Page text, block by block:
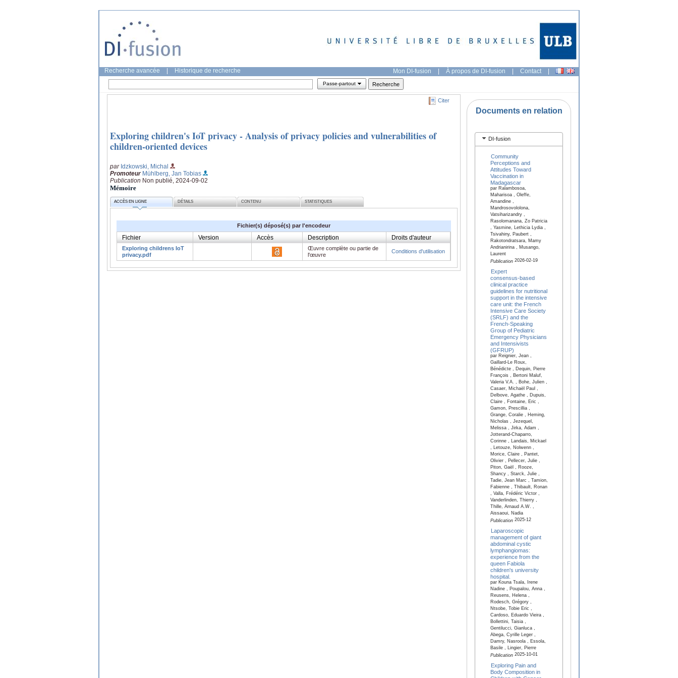
Recherche avancée Historique de recherche Mon DI-fusion | À propos de DI-fusion | Contact |
Passe-partout
Citer
Exploring children's IoT privacy - Analysis of privacy policies and vulnerabilities of
children-oriented devices
par Idzkowski, Michal
Promoteur Mühlberg, Jan Tobias
Publication Non publié, 2024-09-02
Mémoire
ACCÈS EN LIGNE DÉTAILS CONTENU STATISTIQUES
Fichier(s) déposé(s) par l'encodeur
Fichier Version Accès Description Droits d'auteur
Exploring childrens IoT
privacy.pdf
Œuvre complète ou partie de
l'œuvre
Conditions d'utilisation
Documents en relation
DI-fusion
Community
Perceptions and
Attitudes Toward
Vaccination in
Madagascar
par Ralambosoa,
Maharisoa , Oleffe,
Amandine ,
Mandrosovololona,
Vatsiharizandry ,
Rasolomanana, Zo Patricia
, Yasmine, Lethicia Lydia ,
Tsivahiny, Paubert ,
Rakotondratsara, Mamy
Andrianirina , Musango,
Laurent
Publication2026-02-19
Expert
consensus‑based
clinical practice
guidelines for nutritional
support in the intensive
care unit: the French
Intensive Care Society
(SRLF) and the
French-Speaking
Group of Pediatric
Emergency Physicians
and Intensivists
(GFRUP)
par Reignier, Jean ,
Gaillard-Le Roux,
Bénédicte , Dequin, Pierre
François , Bertoni Maluf,
Valeria V.A. , Bohe, Julien ,
Casaer, Michaël Paul ,
Delbove, Agathe , Dupuis,
Claire , Fontaine, Eric ,
Gamon, Prescillia ,
Grange, Coralie , Heming,
Nicholas , Jezequel,
Melissa , Jirka, Adam ,
Jotterand-Chaparro,
Corinne , Landais, Mickael
, Letouze, Nolwenn ,
Morice, Claire , Pantet,
Olivier , Pellecer, Julie ,
Piton, Gaël , Rooze,
Shancy , Starck, Julie ,
Tadie, Jean Marc , Tamion,
Fabienne , Thibault, Ronan
, Valla, Frédéric Victor ,
Vanderlinden, Thierry ,
Thille, Arnaud A.W. ,
Aissaoui, Nadia
Publication2025-12
Laparoscopic
management of giant
abdominal cystic
lymphangiomas:
experience from the
queen Fabiola
children's university
hospital.
par Kouna Tsala, Irene
Nadine , Poupalou, Anna ,
Reusens, Helena ,
Rodesch, Grégory ,
Ntsobe, Tobie Eric ,
Cardoso, Eduardo Vieira ,
Bollettini, Taisia ,
Gentilucci, Gianluca ,
Abega, Cyrille Leger ,
Damry, Nasroola , Essola,
Basile , Lingier, Pierre
Publication2025-10-01
Exploring Pain and
Body Composition in